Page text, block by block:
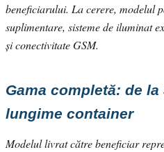
beneficiarului. La cerere, modelul
suplimentare, sisteme de iluminat
și conectivitate GSM.
Gama completă: de
lungime container
Modelul livrat către beneficiar